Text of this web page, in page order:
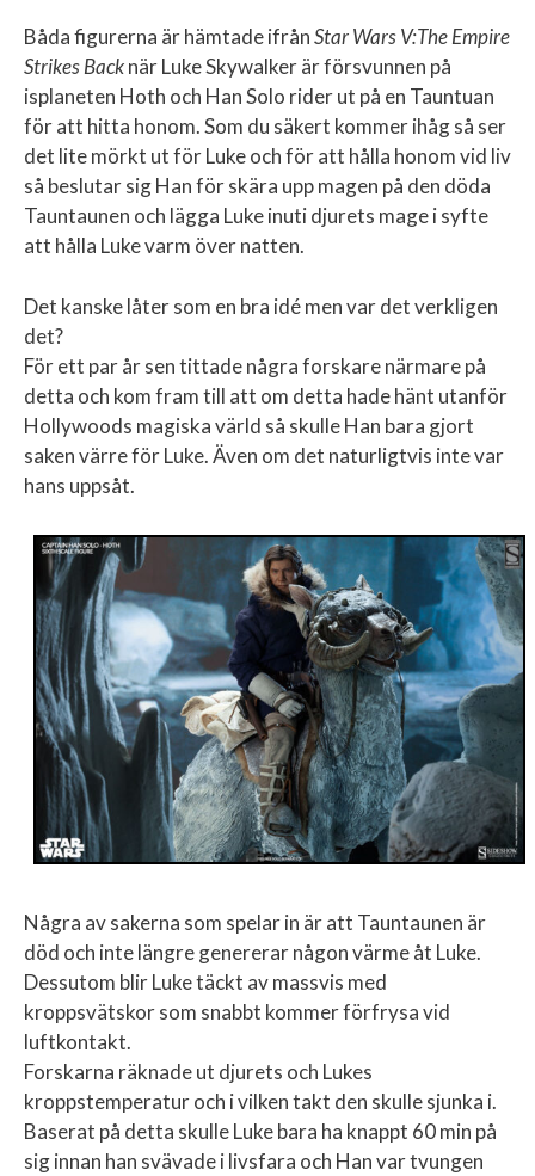
Båda figurerna är hämtade ifrånStar Wars V:The Empire
Strikes Backnär Luke Skywalker är försvunnen på
isplaneten Hoth och Han Solo rider ut på en Tauntuan
för att hitta honom. Som du säkert kommer ihåg så ser
det lite mörkt ut för Luke och för att hålla honom vid liv
så beslutar sig Han för skära upp magen på den döda
Tauntaunen och lägga Luke inuti djurets mage i syfte
att hålla Luke varm över natten.
Det kanske låter som en bra idé men var det verkligen
det?
För ett par år sen tittade några forskare närmare på
detta och kom fram till att om detta hade hänt utanför
Hollywoods magiska värld så skulle Han bara gjort
saken värre för Luke. Även om det naturligtvis inte var
hans uppsåt.
Några av sakerna som spelar in är att Tauntaunen är
död och inte längre genererar någon värme åt Luke.
Dessutom blir Luke täckt av massvis med
kroppsvätskor som snabbt kommer förfrysa vid
luftkontakt.
Forskarna räknade ut djurets och Lukes
kroppstemperatur och i vilken takt den skulle sjunka i.
Baserat på detta skulle Luke bara ha knappt 60 min på
sig innan han svävade i livsfara och Han var tvungen